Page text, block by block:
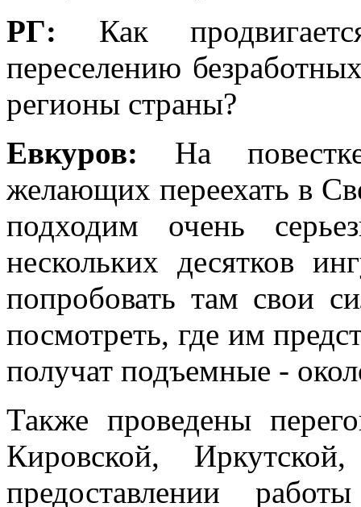
РГ: Как
переселению
регионы страны?
Евкуров: На
желающих переехать в
подходим очень
нескольких десятков
попробовать там свои
посмотреть, где им
получат подъемные -
Также проведены
Кировской,
предоставлении